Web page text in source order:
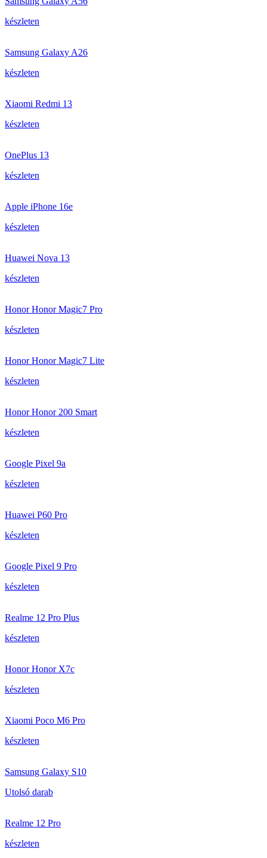
készleten
Samsung Galaxy A26
készleten
Xiaomi Redmi 13
készleten
OnePlus 13
készleten
Apple iPhone 16e
készleten
Huawei Nova 13
készleten
Honor Honor Magic7 Pro
készleten
Honor Honor Magic7 Lite
készleten
Honor Honor 200 Smart
készleten
Google Pixel 9a
készleten
Huawei P60 Pro
készleten
Google Pixel 9 Pro
készleten
Realme 12 Pro Plus
készleten
Honor Honor X7c
készleten
Xiaomi Poco M6 Pro
készleten
Samsung Galaxy S10
Utolsó darab
Realme 12 Pro
készleten